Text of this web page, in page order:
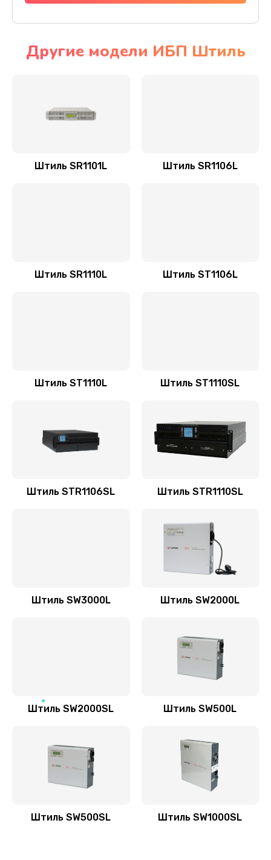
Другие модели ИБП Штиль
Штиль SR1101L Штиль SR1106L
Штиль SR1110L Штиль ST1106L
Штиль ST1110L Штиль ST1110SL
Штиль STR1106SL Штиль STR1110SL
Штиль SW3000L Штиль SW2000L
Штиль SW2000SL Штиль SW500L
Штиль SW500SL Штиль SW1000SL